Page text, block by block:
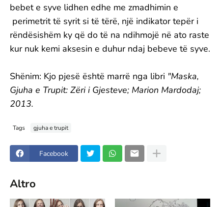
bebet e syve lidhen edhe me zmadhimin e
perimetrit të syrit si të tërë, një indikator tepër i
rëndësishëm ky që do të na ndihmojë në ato raste
kur nuk kemi aksesin e duhur ndaj bebeve të syve.
Shënim: Kjo pjesë është marrë nga libri "Maska,
Gjuha e Trupit: Zëri i Gjesteve; Marion Mardodaj;
2013.
Tags gjuha e trupit
Facebook
Altro